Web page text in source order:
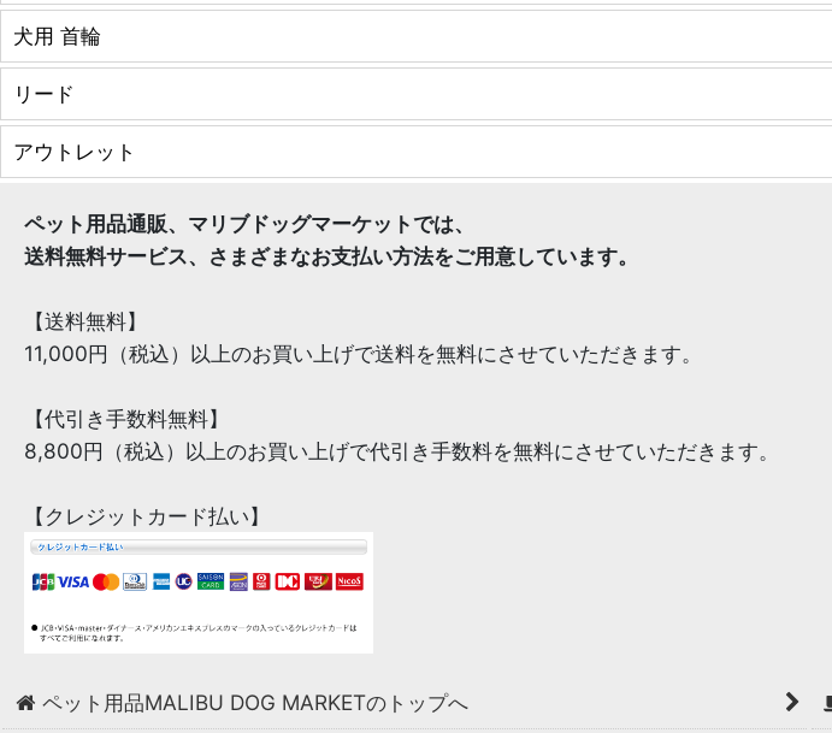
犬用 首輪
リード
アウトレット
ペット用品通販、マリブドッグマーケットでは、
送料無料サービス、さまざまなお支払い方法をご用意しています。
【送料無料】
11,000円（税込）以上のお買い上げで送料を無料にさせていただきます。
【代引き手数料無料】
8,800円（税込）以上のお買い上げで代引き手数料を無料にさせていただきます。
【クレジットカード払い】
ペット用品MALIBU DOG MARKETのトップへ